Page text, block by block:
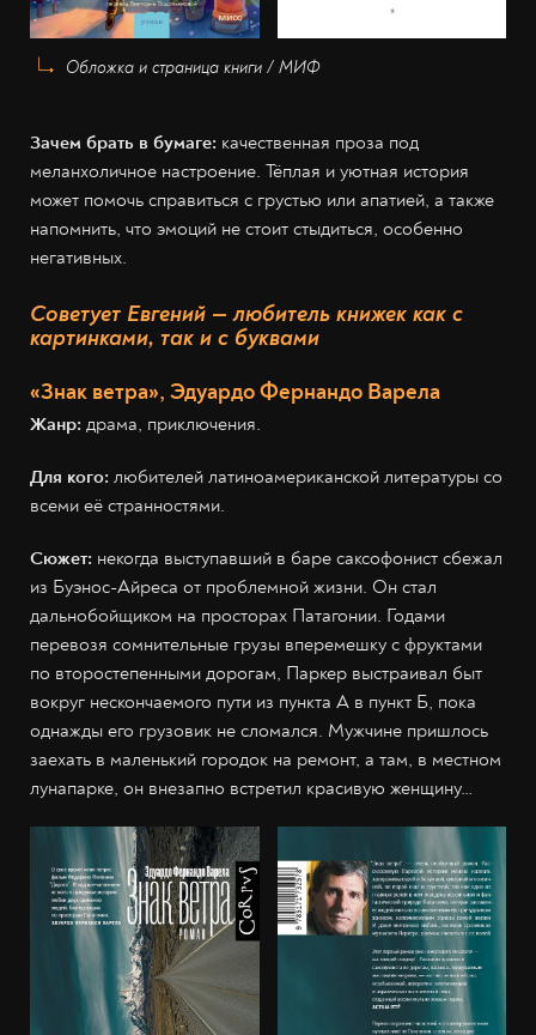
Обложка и страница книги / МИФ
Зачем брать в бумаге: качественная проза под
меланхоличное настроение. Тёплая и уютная история
может помочь справиться с грустью или апатией, а также
напомнить, что эмоций не стоит стыдиться, особенно
негативных.
Советует Евгений — любитель книжек как с
картинками, так и с буквами
«Знак ветра», Эдуардо Фернандо Варела
Жанр: драма, приключения.
Для кого: любителей латиноамериканской литературы со
всеми её странностями.
Сюжет: некогда выступавший в баре саксофонист сбежал
из Буэнос-Айреса от проблемной жизни. Он стал
дальнобойщиком на просторах Патагонии. Годами
перевозя сомнительные грузы вперемешку с фруктами
по второстепенными дорогам, Паркер выстраивал быт
вокруг нескончаемого пути из пункта А в пункт Б, пока
однажды его грузовик не сломался. Мужчине пришлось
заехать в маленький городок на ремонт, а там, в местном
лунапарке, он внезапно встретил красивую женщину…